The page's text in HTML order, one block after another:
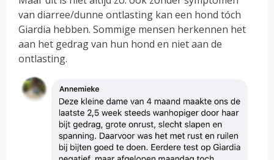
van diarree/dunne ontlasting kan een hond tóch
Giardia hebben. Sommige mensen herkennen het
aan het gedrag van hun hond en niet aan de
ontlasting.